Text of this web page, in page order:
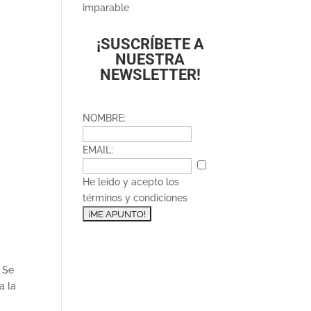
la
imparable
¡SUSCRÍBETE A
NUESTRA
NEWSLETTER!
NOMBRE:
EMAIL:
He leído y acepto los
términos y condiciones